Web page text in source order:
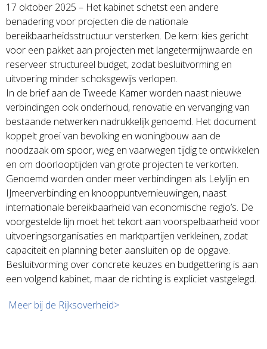
17 oktober 2025 – Het kabinet schetst een andere
benadering voor projecten die de nationale
bereikbaarheidsstructuur versterken. De kern: kies gericht
voor een pakket aan projecten met langetermijnwaarde en
reserveer structureel budget, zodat besluitvorming en
uitvoering minder schoksgewijs verlopen.
In de brief aan de Tweede Kamer worden naast nieuwe
verbindingen ook onderhoud, renovatie en vervanging van
bestaande netwerken nadrukkelijk genoemd. Het document
koppelt groei van bevolking en woningbouw aan de
noodzaak om spoor, weg en vaarwegen tijdig te ontwikkelen
en om doorlooptijden van grote projecten te verkorten.
Genoemd worden onder meer verbindingen als Lelylijn en
IJmeerverbinding en knooppuntvernieuwingen, naast
internationale bereikbaarheid van economische regio’s. De
voorgestelde lijn moet het tekort aan voorspelbaarheid voor
uitvoeringsorganisaties en marktpartijen verkleinen, zodat
capaciteit en planning beter aansluiten op de opgave.
Besluitvorming over concrete keuzes en budgettering is aan
een volgend kabinet, maar de richting is expliciet vastgelegd.
Meer bij de Rijksoverheid>